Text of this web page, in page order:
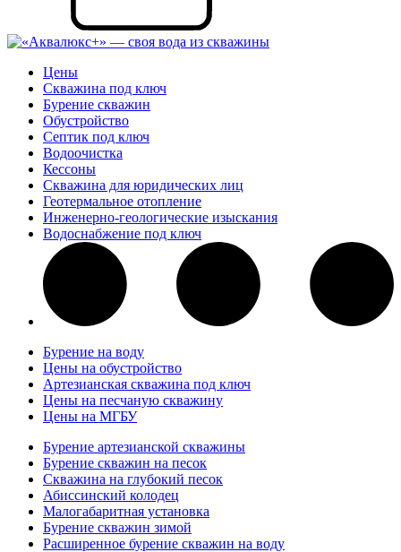
Цены
Скважина под ключ
Бурение скважин
Обустройство
Септик под ключ
Водоочистка
Кессоны
Скважина для юридических лиц
Геотермальное отопление
Инженерно-геологические изыскания
Водоснабжение под ключ
Бурение на воду
Цены на обустройство
Артезианская скважина под ключ
Цены на песчаную скважину
Цены на МГБУ
Бурение артезианской скважины
Бурение скважин на песок
Скважина на глубокий песок
Абиссинский колодец
Малогабаритная установка
Бурение скважин зимой
Расширенное бурение скважин на воду